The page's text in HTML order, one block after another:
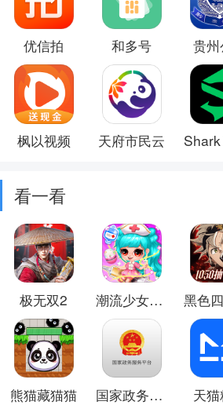
优信拍 和多号 贵
枫以视频 天府市民云
看一看
极无双2 潮流少女日常换装
熊猫藏猫猫 国家政务服务平台 天猫